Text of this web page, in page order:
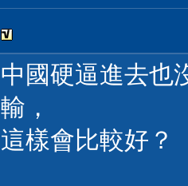
中國硬逼進去也
輸，
這樣會比較好？